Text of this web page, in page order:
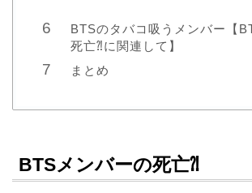
BTSのタバコ吸うメンバー【
死亡⁈に関連して】
まとめ
BTSメンバーの死亡⁈